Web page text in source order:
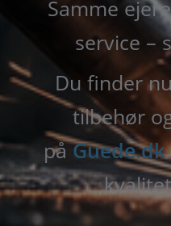
Samme
service –
Du finder
tilbehør
påGuede.dk